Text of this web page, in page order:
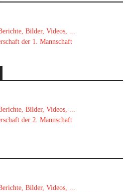
Bilder, Videos, ...
der 1. Mannschaft
Bilder, Videos, ...
der 2. Mannschaft
Bilder, Videos, ...